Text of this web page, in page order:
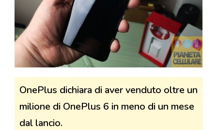
OnePlus dichiara di aver venduto oltre un
milione di OnePlus 6 in meno di un mese
dal lancio.